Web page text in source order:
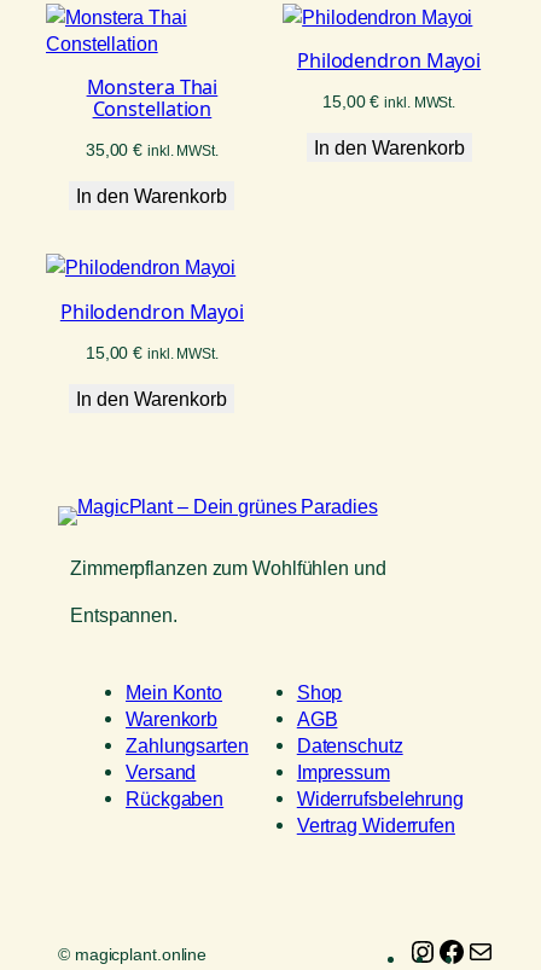
Monstera Thai
Constellation
35,00€ inkl. MWSt.
In den Warenkorb
Philodendron Mayoi
15,00€ inkl. MWSt.
In den Warenkorb
Philodendron Mayoi
15,00€ inkl. MWSt.
In den Warenkorb
Zimmerpflanzen zum Wohlfühlen und
Entspannen.
Mein Konto
Warenkorb
Zahlungsarten
Versand
Rückgaben
Shop
AGB
Datenschutz
Impressum
Widerrufsbelehrung
Vertrag Widerrufen
© magicplant.online Instagram